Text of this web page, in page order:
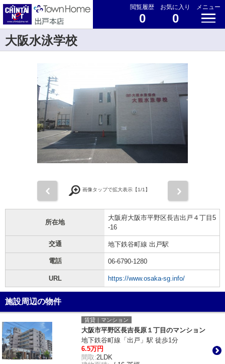
閲覧履歴
0
お気に入り
0
メニュー
大阪水泳学校
画像タップで拡大表示【1/1】
所在地
大阪府大阪市平野区長吉出戸４丁目5
-16
交通 地下鉄谷町線 出戸駅
電話 06-6790-1280
URL https://www.osaka-sg.info/
施設周辺の物件
賃貸｜マンション
大阪市平野区長吉長原１丁目のマンション
地下鉄谷町線「出戸」駅 徒歩1分
6.5万円
間取:2LDK